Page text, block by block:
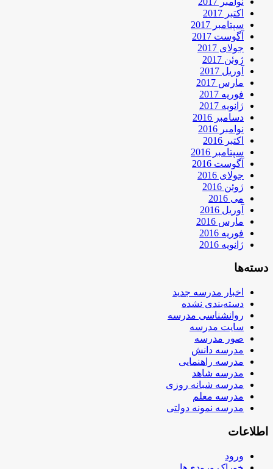
اکتبر 2017
سپتامبر 2017
آگوست 2017
جولای 2017
ژوئن 2017
آوریل 2017
مارس 2017
فوریه 2017
ژانویه 2017
دسامبر 2016
نوامبر 2016
اکتبر 2016
سپتامبر 2016
آگوست 2016
جولای 2016
ژوئن 2016
می 2016
آوریل 2016
مارس 2016
فوریه 2016
ژانویه 2016
دسته‌ها
اخبار مدرسه جدید
دسته‌بندی نشده
روانشناسی مدرسه
سایت مدرسه
صور مدرسه
مدرسه دانش
مدرسه راهنمایی
مدرسه شاهد
مدرسه شبانه روزی
مدرسه معلم
مدرسه نمونه دولتی
اطلاعات
ورود